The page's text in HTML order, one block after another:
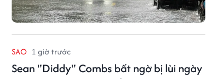
SAO 1 giờ trước
Sean "Diddy" Combs bất ngờ bị lùi ngày